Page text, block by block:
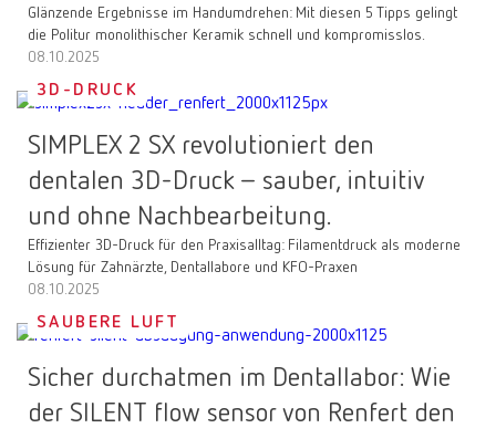
Glänzende Ergebnisse im Handumdrehen: Mit diesen 5 Tipps gelingt
die Politur monolithischer Keramik schnell und kompromisslos.
08.10.2025
3D-DRUCK
SIMPLEX 2 SX revolutioniert den
dentalen 3D-Druck – sauber, intuitiv
und ohne Nachbearbeitung.
Effizienter 3D-Druck für den Praxisalltag: Filamentdruck als moderne
Lösung für Zahnärzte, Dentallabore und KFO-Praxen
08.10.2025
SAUBERE LUFT
Sicher durchatmen im Dentallabor: Wie
der SILENT flow sensor von Renfert den